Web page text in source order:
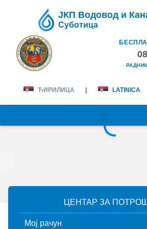
ЈКП Водовод и
Суботица
ЋИРИЛИЦА LATINICA
мисија и визија
ценовник услуга
ДЕЛАТНОСТИ
ЦЕНТАР ЗА
Мој рачун